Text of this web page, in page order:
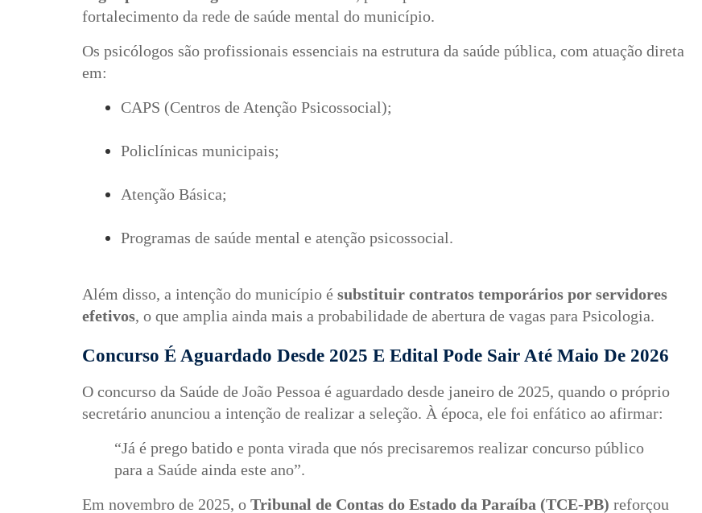
fortalecimento da rede de saúde mental do município.
Os psicólogos são profissionais essenciais na estrutura da saúde pública, com atuação direta
em:
CAPS (Centros de Atenção Psicossocial);
Policlínicas municipais;
Atenção Básica;
Programas de saúde mental e atenção psicossocial.
Além disso, a intenção do município é substituir contratos temporários por servidores
efetivos, o que amplia ainda mais a probabilidade de abertura de vagas para Psicologia.
Concurso É Aguardado Desde 2025 E Edital Pode Sair Até Maio De 2026
O concurso da Saúde de João Pessoa é aguardado desde janeiro de 2025, quando o próprio
secretário anunciou a intenção de realizar a seleção. À época, ele foi enfático ao afirmar:
“Já é prego batido e ponta virada que nós precisaremos realizar concurso público
para a Saúde ainda este ano”.
Em novembro de 2025, o Tribunal de Contas do Estado da Paraíba (TCE-PB) reforçou